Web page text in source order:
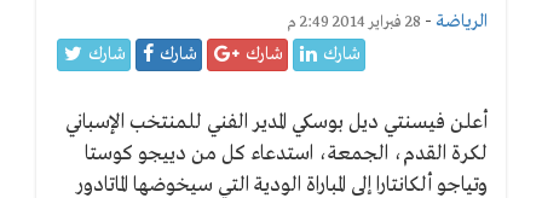
الرياضة - 28 فبراير 2014 2:49 م
شارك شارك شارك شارك
أعلن فيسنتي ديل بوسكي المدير الفني للمنتخب الإسباني
لكرة القدم، الجمعة، استدعاء كل من دييجو كوستا
وتياجو ألكانتارا إلى المباراة الودية التي سيخوضها الماتادور